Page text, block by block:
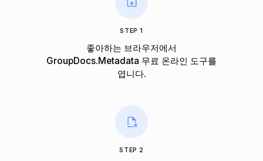
STEP 1
좋아하는 브라우저에서
GroupDocs.Metadata 무료 온라인 도구를
엽니다.
STEP 2